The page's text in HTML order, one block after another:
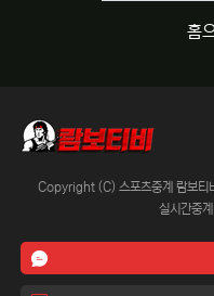
홈
Copyright (C) 스포츠중계 람보티
실시간중